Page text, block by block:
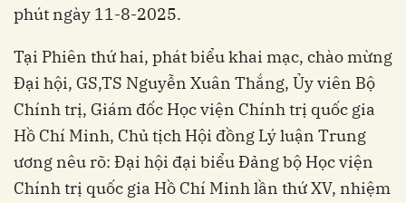
phút ngày 11-8-2025.
Tại Phiên thứ hai, phát biểu khai mạc, chào mừng
Đại hội, GS,TS Nguyễn Xuân Thắng, Ủy viên Bộ
Chính trị, Giám đốc Học viện Chính trị quốc gia
Hồ Chí Minh, Chủ tịch Hội đồng Lý luận Trung
ương nêu rõ: Đại hội đại biểu Đảng bộ Học viện
Chính trị quốc gia Hồ Chí Minh lần thứ XV, nhiệm